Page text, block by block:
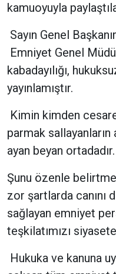
kamuoyuyla
Sayın Genel
Emniyet Genel
kabadayılığı,
yayınlamıştır.
Kimin kimden
parmak
ayan beyan ortadadır.
Şunu özenle
zor şartlarda canını
sağlayan emniyet
teşkilatımızı
Hukuka ve kanuna